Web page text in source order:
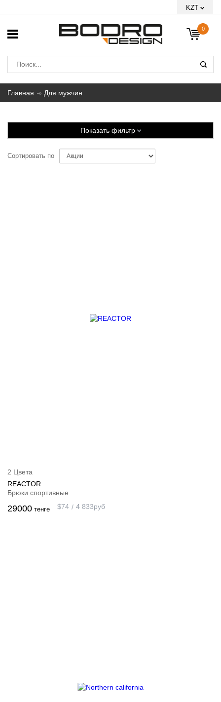
KZT
0
Главная Для мужчин
Показать фильтр
Сортировать по
2 Цвета
REACTOR
Брюки спортивные
29000 тенге $74 4 833руб